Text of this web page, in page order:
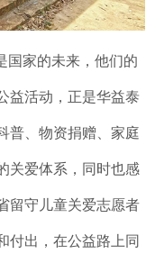
国家的未来，他们的
益活动，正是华益泰
普、物资捐赠、家庭
关爱体系，同时也感
留守儿童关爱志愿者
付出，在公益路上同